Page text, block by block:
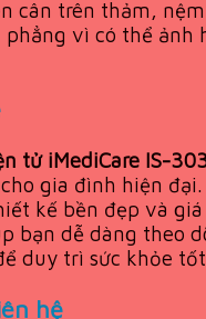
cân trên thảm,
vì có thể ảnh
tử iMediCare IS-
gia đình hiện
kế bền đẹp và
bạn dễ dàng theo
duy trì sức khỏe
hệ